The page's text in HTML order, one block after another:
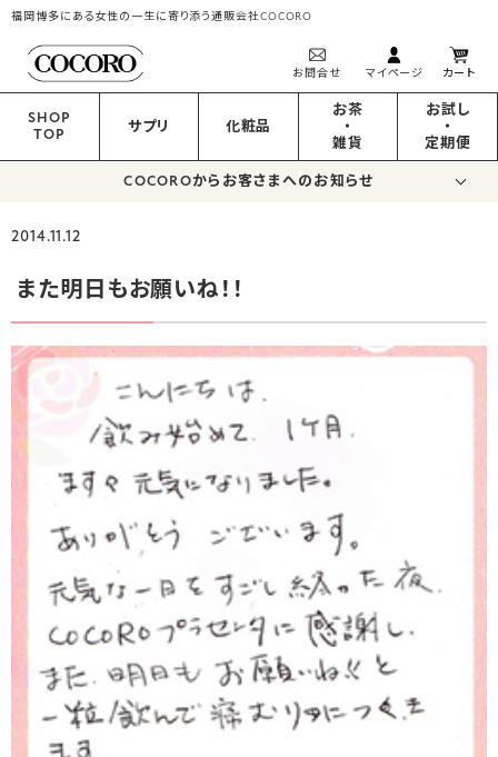
福岡博多にある女性の一生に寄り添う通販会社COCORO
お問合せ マイページ カート
SHOP
TOP
サプリ 化粧品
お茶
・
雑貨
お試し
・
定期便
COCOROからお客さまへのお知らせ
2014.11.12
また明日もお願いね！！